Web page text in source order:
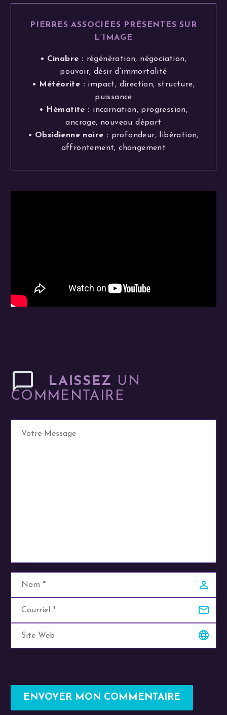
PIERRES ASSOCIÉES PRÉSENTES SUR
L‘IMAGE
• Cinabre : régénération, négociation,
pouvoir, désir d’immortalité
• Météorite : impact, direction, structure,
puissance
• Hématite : incarnation, progression,
ancrage, nouveau départ
• Obsidienne noire : profondeur, libération,
affrontement, changement
LAISSEZ UN
COMMENTAIRE
ENVOYER MON COMMENTAIRE